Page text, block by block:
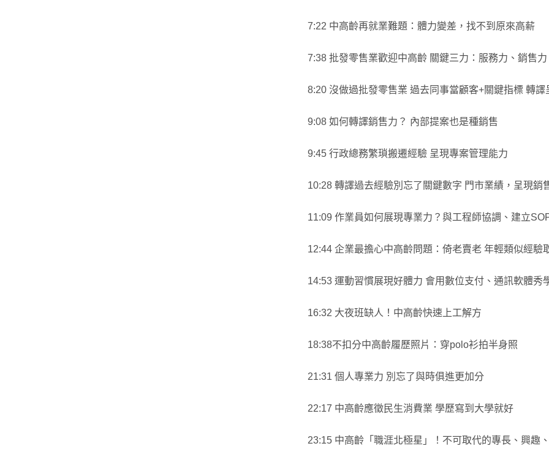
7:22 中高齡再就業難題：體力變差，找不到原來高薪
7:38 批發零售業歡迎中高齡 關鍵三力：服務力、銷售
8:20 沒做過批發零售業 過去同事當顧客+關鍵指標 轉譯
9:08 如何轉譯銷售力？ 內部提案也是種銷售
9:45 行政總務繁瑣搬遷經驗 呈現專案管理能力
10:28 轉譯過去經驗別忘了關鍵數字 門市業績，呈現銷
11:09 作業員如何展現專業力？與工程師協調、建立
12:44 企業最擔心中高齡問題：倚老賣老 年輕類似經驗
14:53 運動習慣展現好體力 會用數位支付、通訊軟體秀
16:32 大夜班缺人！中高齡快速上工解方
18:38不扣分中高齡履歷照片：穿polo衫拍半身照
21:31 個人專業力 別忘了與時俱進更加分
22:17 中高齡應徵民生消費業 學歷寫到大學就好
23:15 中高齡「職涯北極星」！不可取代的專長、興趣